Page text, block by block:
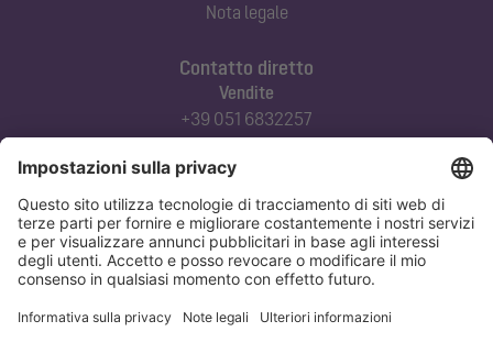
Contatto diretto
Vendite
+39 051 6832257
+39 342-8970379
assistenza@kessel-italia.it
Nota legale